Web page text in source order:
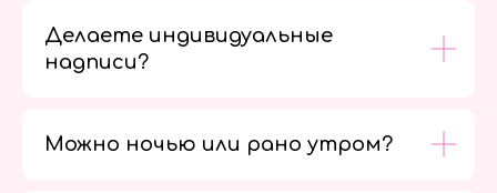
Делаете индивидуальные
надписи?
Можно ночью или рано утром?